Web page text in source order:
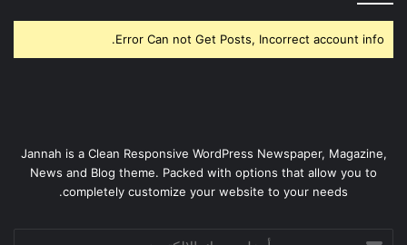
Error Can not Get Posts, Incorrect account info.
Jannah is a Clean Responsive WordPress Newspaper, Magazine,
News and Blog theme. Packed with options that allow you to
completely customize your website to your needs.